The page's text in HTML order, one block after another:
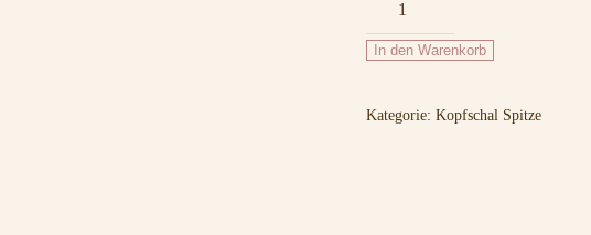
Weiß
Menge
In den Warenkorb
Kategorie: Kopfschal Spitze